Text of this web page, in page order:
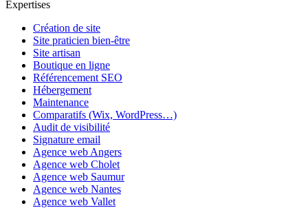
Expertises
Création de site
Site praticien bien-être
Site artisan
Boutique en ligne
Référencement SEO
Hébergement
Maintenance
Comparatifs (Wix, WordPress…)
Audit de visibilité
Signature email
Agence web Angers
Agence web Cholet
Agence web Saumur
Agence web Nantes
Agence web Vallet